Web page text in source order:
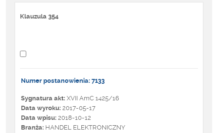
Klauzula 354
Numer postanowienia: 7133
Sygnatura akt: XVII AmC 1425/16
Data wyroku: 2017-05-17
Data wpisu: 2018-10-12
Branża: HANDEL ELEKTRONICZNY